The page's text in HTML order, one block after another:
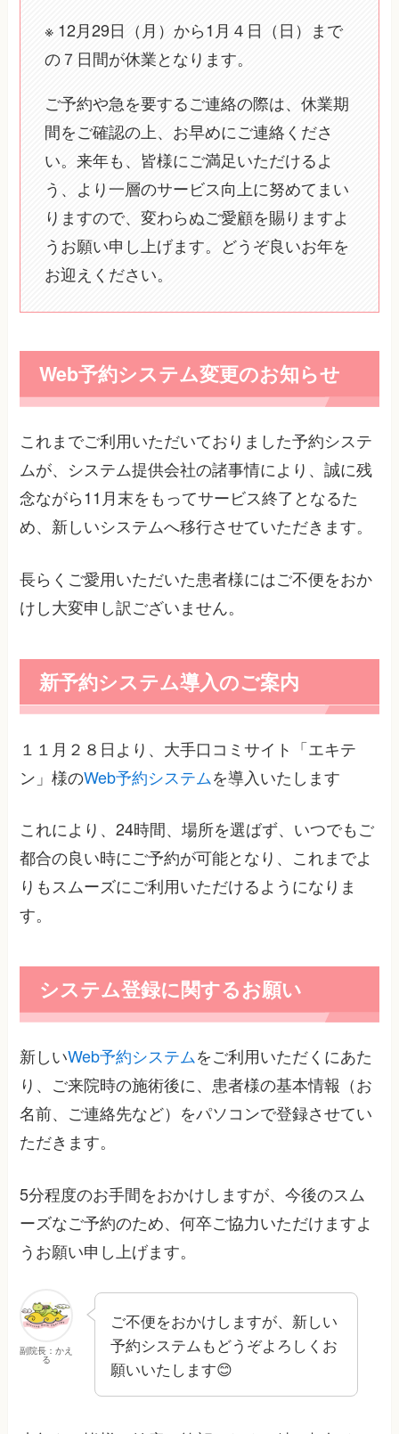
※ 12月29日（月）から1月４日（日）まで
の７日間が休業となります。
ご予約や急を要するご連絡の際は、休業期
間をご確認の上、お早めにご連絡くださ
い。来年も、皆様にご満足いただけるよ
う、より一層のサービス向上に努めてまい
りますので、変わらぬご愛顧を賜りますよ
うお願い申し上げます。どうぞ良いお年を
お迎えください。
Web予約システム変更のお知らせ
これまでご利用いただいておりました予約システ
ムが、システム提供会社の諸事情により、誠に残
念ながら11月末をもってサービス終了となるた
め、新しいシステムへ移行させていただきます。
長らくご愛用いただいた患者様にはご不便をおか
けし大変申し訳ございません。
新予約システム導入のご案内
１１月２８日より、大手口コミサイト「エキテ
ン」様のWeb予約システムを導入いたします
これにより、24時間、場所を選ばず、いつでもご
都合の良い時にご予約が可能となり、これまでよ
りもスムーズにご利用いただけるようになりま
す。
システム登録に関するお願い
新しいWeb予約システムをご利用いただくにあた
り、ご来院時の施術後に、患者様の基本情報（お
名前、ご連絡先など）をパソコンで登録させてい
ただきます。
5分程度のお手間をおかけしますが、今後のスム
ーズなご予約のため、何卒ご協力いただけますよ
うお願い申し上げます。
副院長：かえ
る
ご不便をおかけしますが、新しい
予約システムもどうぞよろしくお
願いいたします😊